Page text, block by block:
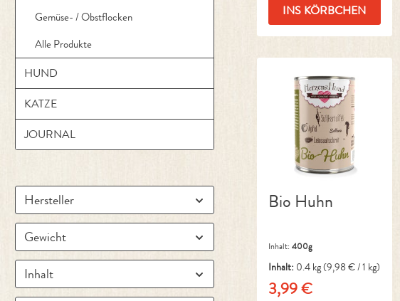
Gemüse- / Obstflocken
Alle Produkte
HUND
KATZE
JOURNAL
Hersteller
Gewicht
Inhalt
INS KÖRBCHEN
Bio Huhn
Inhalt: 400g
Inhalt: 0.4 kg(9,98 € / 1 kg)
Regulärer Preis:
3,99 €